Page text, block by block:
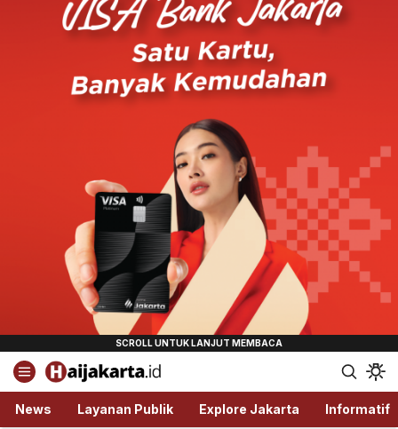
Haijakarta.id
Semua Tentang Jakarta Ada Disini!
News Layanan Publik Explore Jakarta Informatif